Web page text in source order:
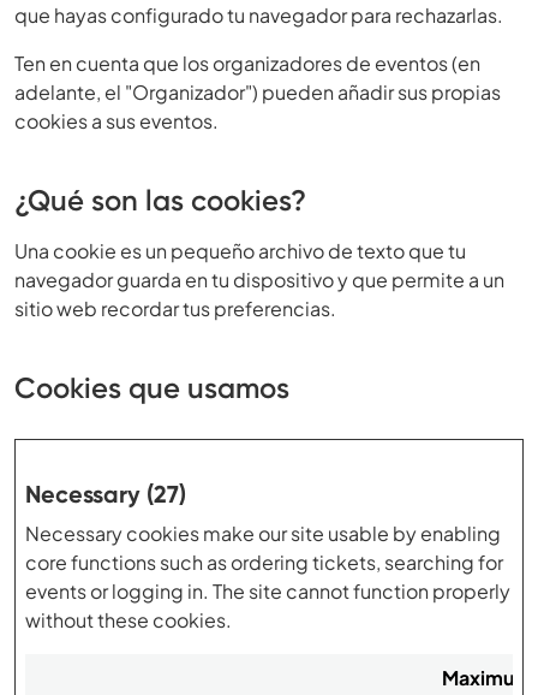
que hayas configurado tu navegador para rechazarlas.
Ten en cuenta que los organizadores de eventos (en
adelante, el "Organizador") pueden añadir sus propias
cookies a sus eventos.
¿Qué son las cookies?
Una cookie es un pequeño archivo de texto que tu
navegador guarda en tu dispositivo y que permite a un
sitio web recordar tus preferencias.
Cookies que usamos